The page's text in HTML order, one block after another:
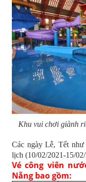
Khu vui chơi giành
Các ngày Lễ, Tết
lịch (10/02/2021-15/
Vé công viên
Nẵng bao gồm: